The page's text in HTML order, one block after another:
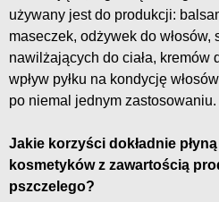
używany jest do produkcji:
maseczek, odżywek do włosów,
nawilżających do ciała, kremów
wpływ pyłku na kondycję
po niemal jednym zastosowaniu.
Jakie korzyści dokładnie
kosmetyków z zawartością
pszczelego?